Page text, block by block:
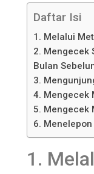
Daftar Isi
1. Melalui
2. Mengecek
Bulan
3.
4. Mengecek
5. Mengecek
6. Menelepon
1.